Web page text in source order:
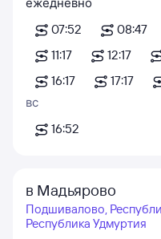
07:52
08:47
11:17
12:17
16:17
17:17
вс
16:52
в Мадьярово
Подшивалово,
Республика Удмуртия